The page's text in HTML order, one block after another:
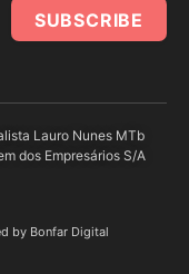
SUBSCRIBE
Lauro Nunes MTb
dos Empresários S/A
by Bonfar Digital